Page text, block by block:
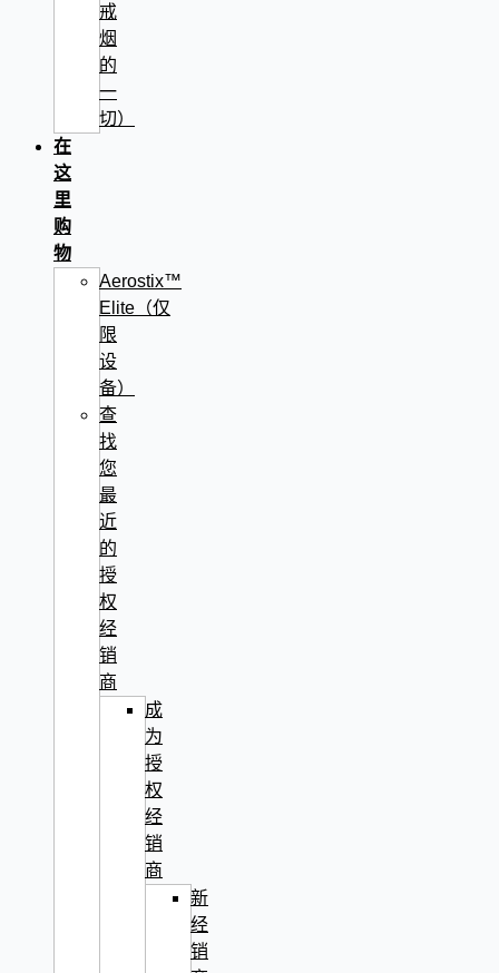
戒
烟
的
一
切）
在
这
里
购
物
Aerostix™
Elite（仅
限
设
备）
查
找
您
最
近
的
授
权
经
销
商
成
为
授
权
经
销
商
新
经
销